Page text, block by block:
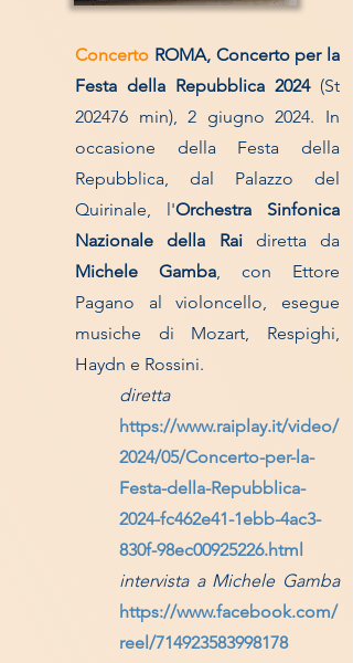
Concerto ROMA, Concerto per la
Festa della Repubblica 2024 (St
202476 min), 2 giugno 2024. In
occasione della Festa della
Repubblica, dal Palazzo del
Quirinale, l'Orchestra Sinfonica
Nazionale della Raidiretta da
Michele Gamba , con Ettore
Pagano al violoncello, esegue
musiche di Mozart, Respighi,
Haydn e Rossini.
diretta
https://www.raiplay.it/video/
2024/05/Concerto-per-la-
Festa-della-Repubblica-
2024-fc462e41-1ebb-4ac3-
830f-98ec00925226.html
intervista a Michele Gamba
https://www.facebook.com/
reel/714923583998178